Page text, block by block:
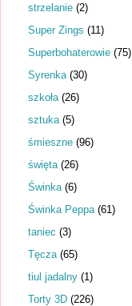
strzelanie (2)
Super Zings (11)
Superbohaterowie (75)
Syrenka (30)
szkoła (26)
sztuka (5)
śmieszne (96)
święta (26)
Świnka (6)
Świnka Peppa (61)
taniec (3)
Tęcza (65)
tiul jadalny (1)
Torty 3D (226)